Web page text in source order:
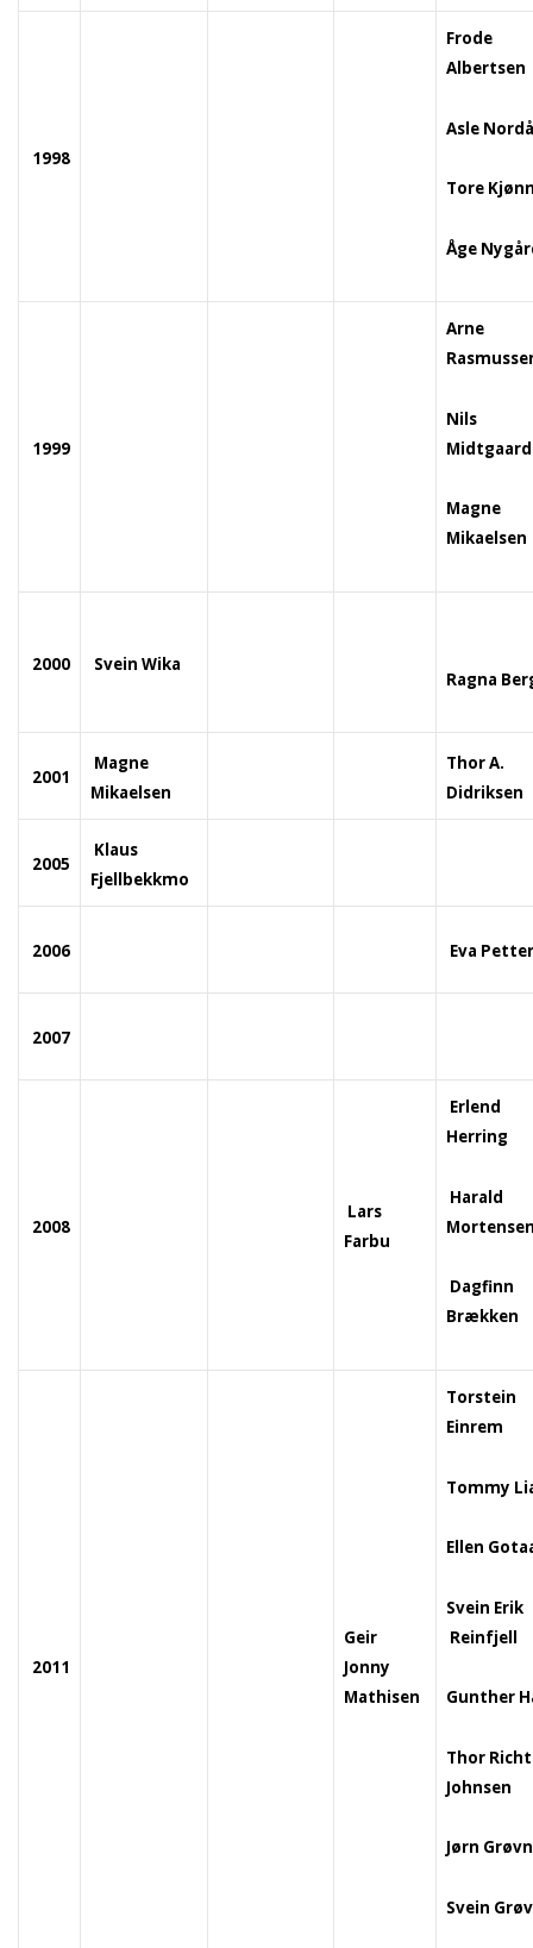
1998
Frode
Albertsen
Asle
Tore
Åge
1999
Arne
Nils
Midtgaard
Magne
Mikaelsen
2000 Svein Wika
Ragna
2001
Magne
Mikaelsen
Thor A.
Didriksen
2005
Klaus
Fjellbekkmo
2006 Eva
2007
2008
Lars
Farbu
Erlend
Herring
Harald
Dagfinn
Brækken
2011
Geir
Jonny
Mathisen
Torstein
Einrem
Tommy
Ellen
Svein Erik
Reinfjell
Gunther
Thor
Johnsen
Jørn
Svein